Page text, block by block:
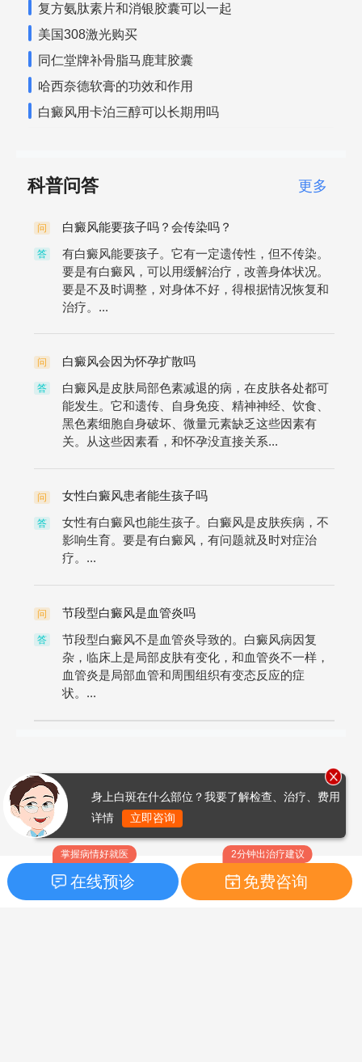
复方氨肽素片和消银胶囊可以一起
美国308激光购买
同仁堂牌补骨脂马鹿茸胶囊
哈西奈德软膏的功效和作用
白癜风用卡泊三醇可以长期用吗
科普问答 更多
问 白癜风能要孩子吗？会传染吗？
答
有白癜风能要孩子。它有一定遗传性，但不传染。
要是有白癜风，可以用缓解治疗，改善身体状况。
要是不及时调整，对身体不好，得根据情况恢复和
治疗。...
问 白癜风会因为怀孕扩散吗
答
白癜风是皮肤局部色素减退的病，在皮肤各处都可
能发生。它和遗传、自身免疫、精神神经、饮食、
黑色素细胞自身破坏、微量元素缺乏这些因素有
关。从这些因素看，和怀孕没直接关系...
问 女性白癜风患者能生孩子吗
答
女性有白癜风也能生孩子。白癜风是皮肤疾病，不
影响生育。要是有白癜风，有问题就及时对症治
疗。...
问 节段型白癜风是血管炎吗
答
节段型白癜风不是血管炎导致的。白癜风病因复
杂，临床上是局部皮肤有变化，和血管炎不一样，
血管炎是局部血管和周围组织有变态反应的症
状。...
掌握病情好就医
在线预诊
2分钟出治疗建议
免费咨询
身上白斑在什么部位？我要了解检查、治疗、费用
详情
立即咨询